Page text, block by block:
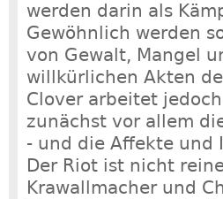
werden darin als
Gewöhnlich werden
von Gewalt, Mangel
willkürlichen Akten
Clover arbeitet
zunächst vor allem
- und die Affekte und
Der Riot ist nicht
Krawallmacher und